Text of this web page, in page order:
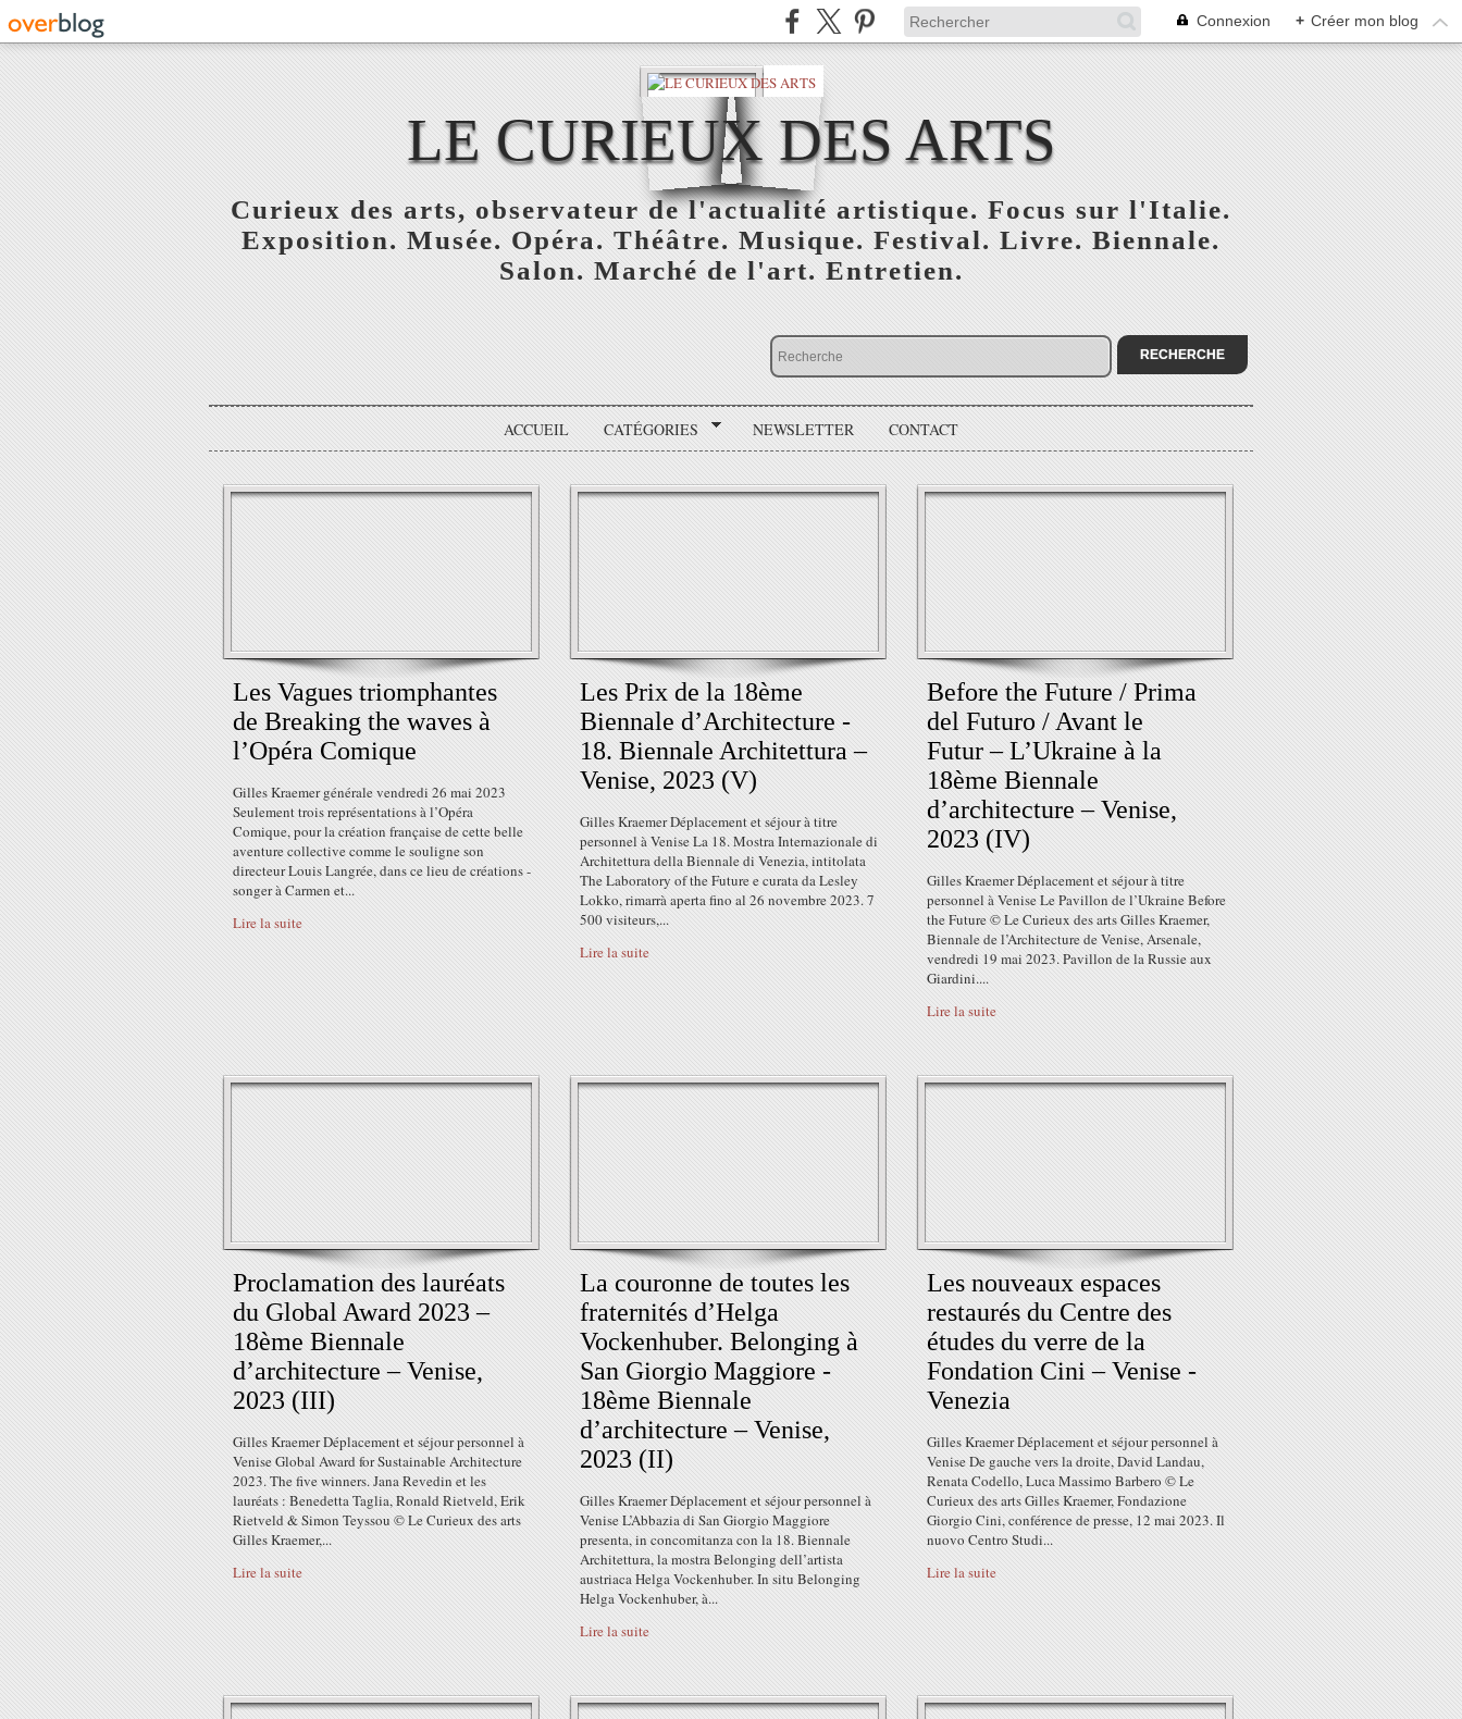
Connexion + Créer mon blog
LE CURIEUX DES ARTS
Curieux des arts, observateur de l'actualité artistique. Focus sur l'Italie.
Exposition. Musée. Opéra. Théâtre. Musique. Festival. Livre. Biennale.
Salon. Marché de l'art. Entretien.
ACCUEIL CATÉGORIES NEWSLETTER CONTACT
Les Vagues triomphantes
de Breaking the waves à
l’Opéra Comique
Gilles Kraemer générale vendredi 26 mai 2023
Seulement trois représentations à l’Opéra
Comique, pour la création française de cette belle
aventure collective comme le souligne son
directeur Louis Langrée, dans ce lieu de créations -
songer à Carmen et...
Lire la suite
Les Prix de la 18ème
Biennale d’Architecture -
18. Biennale Architettura –
Venise, 2023 (V)
Gilles Kraemer Déplacement et séjour à titre
personnel à Venise La 18. Mostra Internazionale di
Architettura della Biennale di Venezia, intitolata
The Laboratory of the Future e curata da Lesley
Lokko, rimarrà aperta fino al 26 novembre 2023. 7
500 visiteurs,...
Lire la suite
Before the Future / Prima
del Futuro / Avant le
Futur – L’Ukraine à la
18ème Biennale
d’architecture – Venise,
2023 (IV)
Gilles Kraemer Déplacement et séjour à titre
personnel à Venise Le Pavillon de l’Ukraine Before
the Future © Le Curieux des arts Gilles Kraemer,
Biennale de l’Architecture de Venise, Arsenale,
vendredi 19 mai 2023. Pavillon de la Russie aux
Giardini....
Lire la suite
Proclamation des lauréats
du Global Award 2023 –
18ème Biennale
d’architecture – Venise,
2023 (III)
Gilles Kraemer Déplacement et séjour personnel à
Venise Global Award for Sustainable Architecture
2023. The five winners. Jana Revedin et les
lauréats : Benedetta Taglia, Ronald Rietveld, Erik
Rietveld & Simon Teyssou © Le Curieux des arts
Gilles Kraemer,...
Lire la suite
La couronne de toutes les
fraternités d’Helga
Vockenhuber. Belonging à
San Giorgio Maggiore -
18ème Biennale
d’architecture – Venise,
2023 (II)
Gilles Kraemer Déplacement et séjour personnel à
Venise L’Abbazia di San Giorgio Maggiore
presenta, in concomitanza con la 18. Biennale
Architettura, la mostra Belonging dell’artista
austriaca Helga Vockenhuber. In situ Belonging
Helga Vockenhuber, à...
Lire la suite
Les nouveaux espaces
restaurés du Centre des
études du verre de la
Fondation Cini – Venise -
Venezia
Gilles Kraemer Déplacement et séjour personnel à
Venise De gauche vers la droite, David Landau,
Renata Codello, Luca Massimo Barbero © Le
Curieux des arts Gilles Kraemer, Fondazione
Giorgio Cini, conférence de presse, 12 mai 2023. Il
nuovo Centro Studi...
Lire la suite